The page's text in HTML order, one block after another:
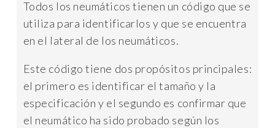
Todos los neumáticos tienen un código que se
utiliza para identificarlos y que se encuentra
en el lateral de los neumáticos.
Este código tiene dos propósitos principales:
el primero es identificar el tamaño y la
especificación y el segundo es confirmar que
el neumático ha sido probado según los